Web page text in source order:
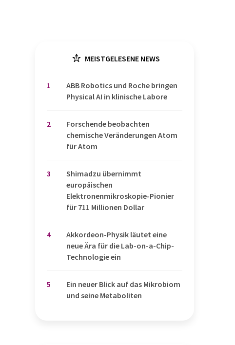
MEISTGELESENE NEWS
1
​​​​​​​ABB Robotics und Roche bringen
Physical AI in klinische Labore
2
Forschende beobachten
chemische Veränderungen Atom
für Atom
3
Shimadzu übernimmt
europäischen
Elektronenmikroskopie-Pionier
für 711 Millionen Dollar
4
Akkordeon-Physik läutet eine
neue Ära für die Lab-on-a-Chip-
Technologie ein
5
Ein neuer Blick auf das Mikrobiom
und seine Metaboliten